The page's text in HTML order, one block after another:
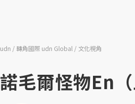
udn 轉角國際 udn Global 文化視角
諾毛爾怪物En